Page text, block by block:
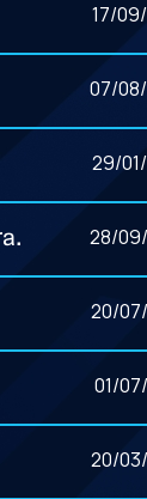
17/
07/
29/
28/
20/
01/
20/